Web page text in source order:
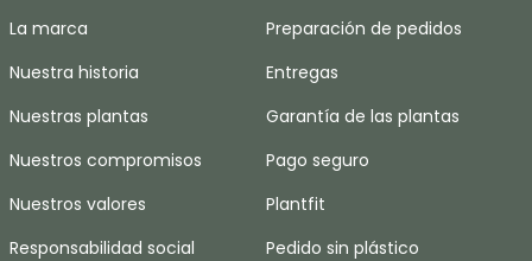
La marca
Nuestra historia
Nuestras plantas
Nuestros compromisos
Nuestros valores
Responsabilidad social
Preparación de pedidos
Entregas
Garantía de las plantas
Pago seguro
Plantfit
Pedido sin plástico